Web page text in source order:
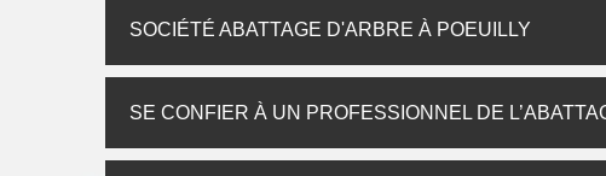
SOCIÉTÉ ABATTAGE D'ARBRE À POEUILLY
SE CONFIER À UN PROFESSIONNEL DE